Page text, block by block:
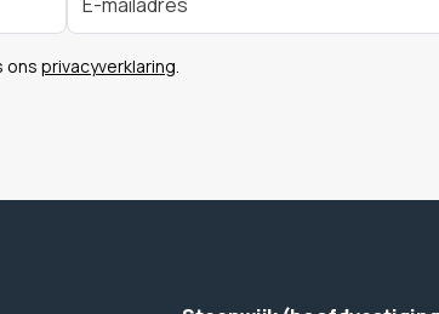
ons privacyverklaring.